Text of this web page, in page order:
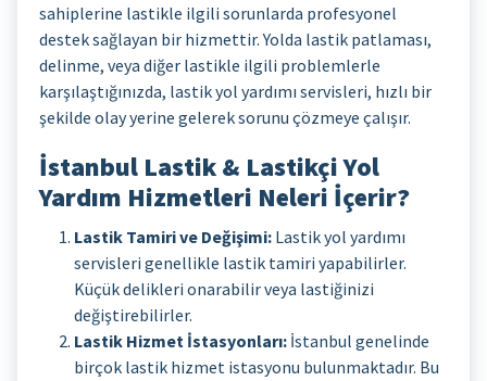
sahiplerine lastikle ilgili sorunlarda profesyonel
destek sağlayan bir hizmettir. Yolda lastik patlaması,
delinme, veya diğer lastikle ilgili problemlerle
karşılaştığınızda, lastik yol yardımı servisleri, hızlı bir
şekilde olay yerine gelerek sorunu çözmeye çalışır.
İstanbul Lastik & Lastikçi Yol
Yardım Hizmetleri Neleri İçerir?
Lastik Tamiri ve Değişimi: Lastik yol yardımı
servisleri genellikle lastik tamiri yapabilirler.
Küçük delikleri onarabilir veya lastiğinizi
değiştirebilirler.
Lastik Hizmet İstasyonları: İstanbul genelinde
birçok lastik hizmet istasyonu bulunmaktadır. Bu